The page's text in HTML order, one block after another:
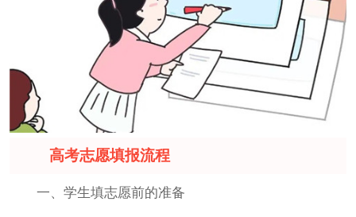
高考志愿填报流程
一、学生填志愿前的准备